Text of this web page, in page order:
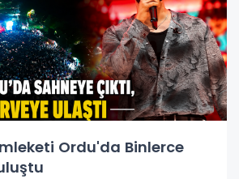
Ordu'da Binlerce